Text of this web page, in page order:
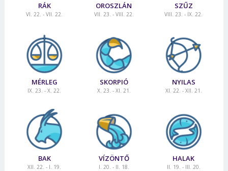
RÁK
VI. 22. - VII. 22.
OROSZLÁN
VII. 23. - VIII. 22.
SZŰZ
VIII. 23. - IX. 22.
MÉRLEG
IX. 23. - X. 22.
SKORPIÓ
X. 23. - XI. 21.
NYILAS
XI. 22. - XII. 21.
BAK
XII. 22. - I. 19.
VÍZÖNTŐ
I. 20. - II. 18.
HALAK
II. 19. - III. 20.